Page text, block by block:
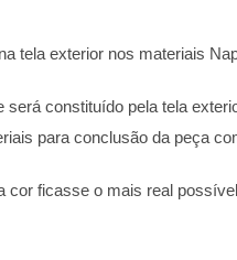
tela exterior nos materiais
constituído pela tela
para conclusão da peça
cor ficasse o mais real